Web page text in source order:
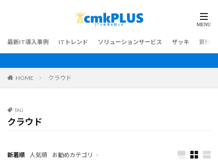
最新IT導入事例 ITトレンド ソリューションサービス ザッキ 資料ダ
HOME クラウド
TAG
クラウド
新着順 人気順 お勧めカテゴリ